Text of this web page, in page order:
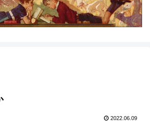
2022.06.09